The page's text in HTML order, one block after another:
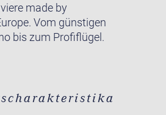
made by
Vom günstigen
bis zum Profiflügel.